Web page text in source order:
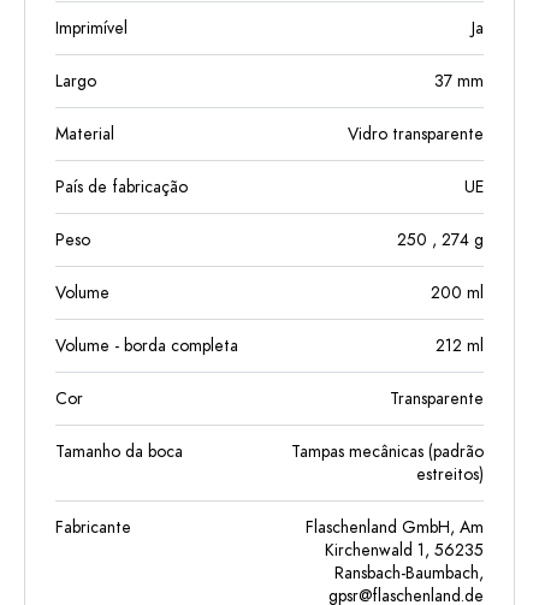
Imprimível Ja
Largo 37 mm
Material Vidro transparente
País de fabricação UE
Peso 250 , 274 g
Volume 200 ml
Volume - borda completa 212 ml
Cor Transparente
Tamanho da boca
Tampas mecânicas (padrão
estreitos)
Fabricante
Flaschenland GmbH, Am
Kirchenwald 1, 56235
Ransbach-Baumbach,
gpsr@flaschenland.de